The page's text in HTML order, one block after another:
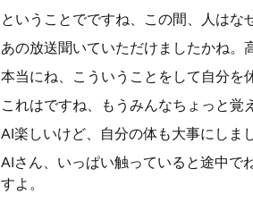
ということでですね、この間、人はな
あの放送聞いていただけましたかね。
本当にね、こういうことをして自分を
これはですね、もうみんなちょっと覚
AI楽しいけど、自分の体も大事にしま
AIさん、いっぱい触っていると途中で
すよ。